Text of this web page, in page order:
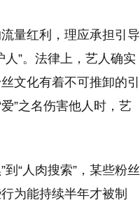
量红利，理应承担引导
”。法律上，艺人确实
文化有着不可推卸的引
”之名伤害他人时，艺
“人肉搜索”，某些粉丝
为能持续半年才被制